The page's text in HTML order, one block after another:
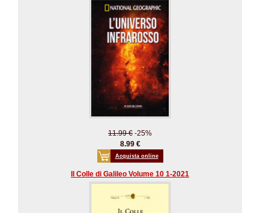
11.99 € -25%
8.99 €
Acquista online
Il Colle di Galileo Volume 10 1-2021